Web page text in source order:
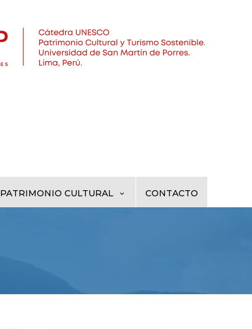
PATRIMONIO CULTURAL CONTACTO